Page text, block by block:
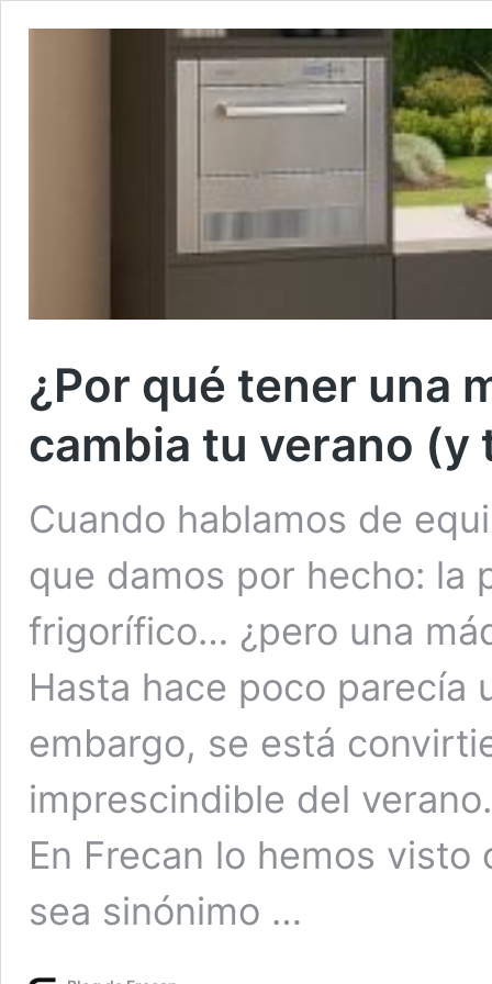
¿Por qué tener una
cambia tu verano (y
Cuando hablamos de
que damos por hecho: la
frigorífico… ¿pero una
Hasta hace poco parecía
embargo, se está
imprescindible del verano.
En Frecan lo hemos
sea sinónimo …